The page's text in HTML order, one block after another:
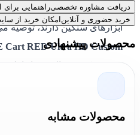
حرفه‌ای‌هایی که نیاز به
ابزارهای سنگین دارند،
Cart RED Ultra HD Custom
توجه به کیفیت بالای مواد
انتخابی کاربردی و مطمئن
دریافت مشاوره تخصصیراهنمایی
خرید حضوری و آنلاین امکان خرید از
محصولات پیشنهادی
محصولات مشابه